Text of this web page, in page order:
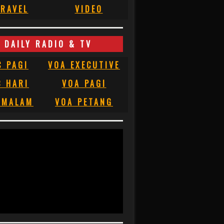
VIDEO
DAILY RADIO & TV
PAGI
VOA EXECUTIVE
HARI
VOA PAGI
VOA PETANG